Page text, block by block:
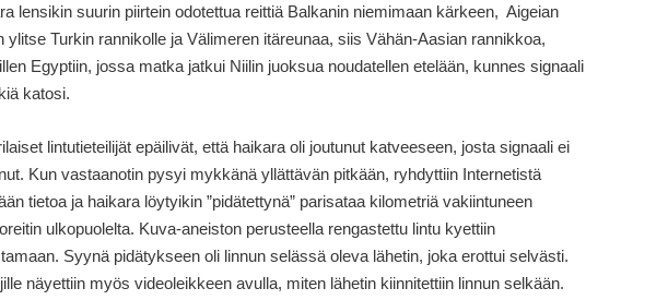
lensikin suurin piirtein odotettua reittiä Balkanin niemimaan kärkeen, Aigeian
ylitse Turkin rannikolle ja Välimeren itäreunaa, siis Vähän-Aasian rannikkoa,
Egyptiin, jossa matka jatkui Niilin juoksua noudatellen etelään, kunnes signaali
katosi.
lintutieteilijät epäilivät, että haikara oli joutunut katveeseen, josta signaali ei
Kun vastaanotin pysyi mykkänä yllättävän pitkään, ryhdyttiin Internetistä
tietoa ja haikara löytyikin ”pidätettynä” parisataa kilometriä vakiintuneen
ulkopuolelta. Kuva-aneiston perusteella rengastettu lintu kyettiin
Syynä pidätykseen oli linnun selässä oleva lähetin, joka erottui selvästi.
näyettiin myös videoleikkeen avulla, miten lähetin kiinnitettiin linnun selkään.